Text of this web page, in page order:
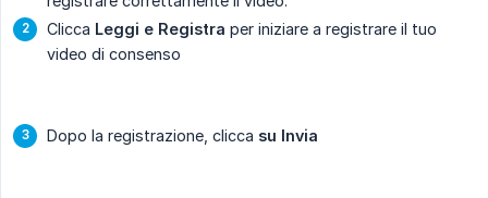
Clicca Leggi e Registra per iniziare a registrare il tuo
video di consenso
Dopo la registrazione, clicca su Invia